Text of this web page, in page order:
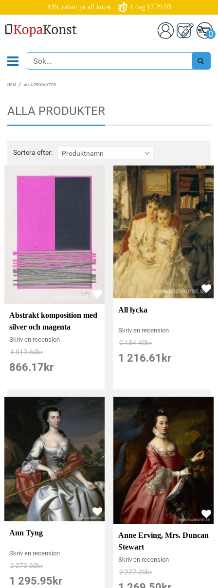
43% rabatt på all konst 1 dag 12:29:00
0
HEM ALLA PRODUKTER
ALLA PRODUKTER
Sortera efter: Produktnamn
Sortera
efter:
Abstrakt komposition med
silver och magenta
Skriv en recension
1 519.60kr
866.17 kr
All lycka
Skriv en recension
2 134.40kr
1 216.61 kr
Ann Tyng
Skriv en recension
2 273.60kr
1 295.95 kr
Anne Erving, Mrs. Duncan
Stewart
Skriv en recension
2 227.20kr